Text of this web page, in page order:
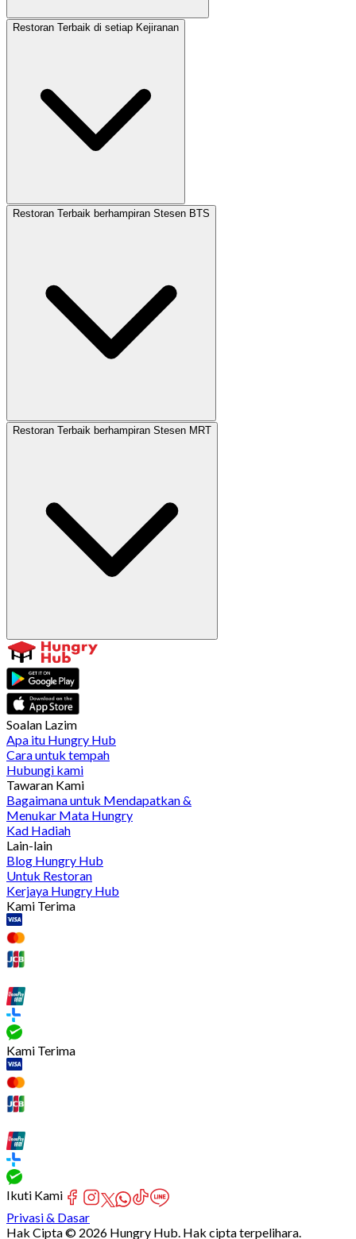
Restoran Terbaik di setiap Kejiranan
Restoran Terbaik berhampiran Stesen BTS
Restoran Terbaik berhampiran Stesen MRT
Soalan Lazim
Apa itu Hungry Hub
Cara untuk tempah
Hubungi kami
Tawaran Kami
Bagaimana untuk Mendapatkan &
Menukar Mata Hungry
Kad Hadiah
Lain-lain
Blog Hungry Hub
Untuk Restoran
Kerjaya Hungry Hub
Kami Terima
Kami Terima
Ikuti Kami
Privasi & Dasar
Hak Cipta © 2026 Hungry Hub. Hak cipta terpelihara.